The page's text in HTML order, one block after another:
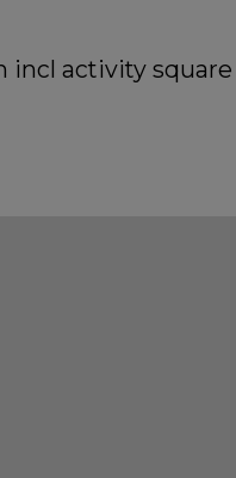
incl activity square